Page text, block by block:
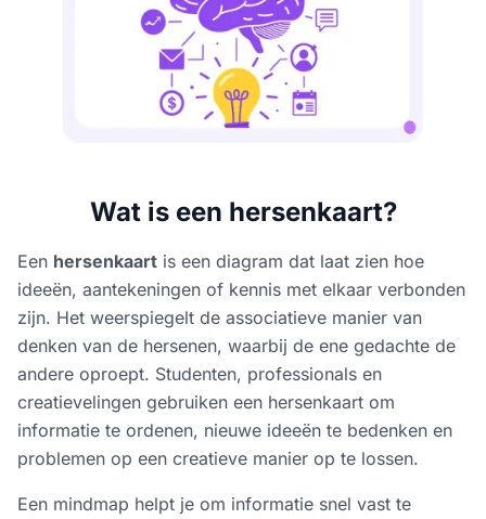
Wat is een hersenkaart?
Een hersenkaart is een diagram dat laat zien hoe
ideeën, aantekeningen of kennis met elkaar verbonden
zijn. Het weerspiegelt de associatieve manier van
denken van de hersenen, waarbij de ene gedachte de
andere oproept. Studenten, professionals en
creatievelingen gebruiken een hersenkaart om
informatie te ordenen, nieuwe ideeën te bedenken en
problemen op een creatieve manier op te lossen.
Een mindmap helpt je om informatie snel vast te